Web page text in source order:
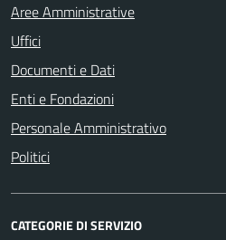
Aree Amministrative
Uffici
Documenti e Dati
Enti e Fondazioni
Personale Amministrativo
Politici
CATEGORIE DI SERVIZIO